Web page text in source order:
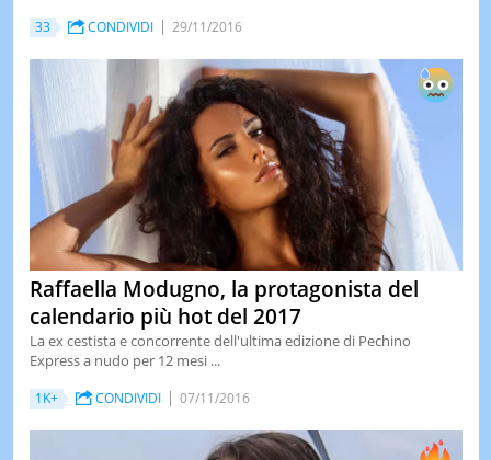
33 CONDIVIDI 29/11/2016
Raffaella Modugno, la protagonista del
calendario più hot del 2017
La ex cestista e concorrente dell'ultima edizione di Pechino
Express a nudo per 12 mesi ...
1K+ CONDIVIDI 07/11/2016